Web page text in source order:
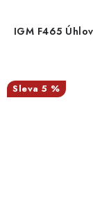
IGM F465
5 %